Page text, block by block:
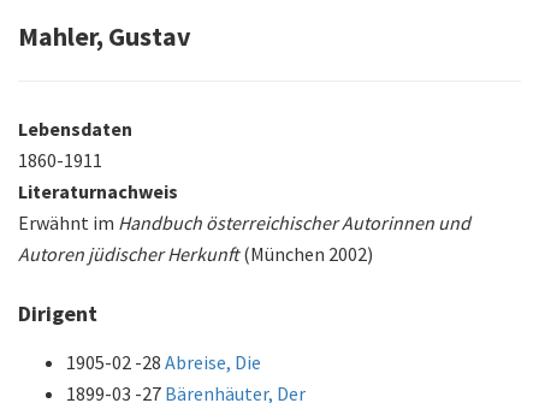
Mahler, Gustav
Lebensdaten
1860-1911
Literaturnachweis
Erwähnt im Handbuch österreichischer Autorinnen und
Autoren jüdischer Herkunft(München 2002)
Dirigent
1905-02 -28 Abreise, Die
1899-03 -27 Bärenhäuter, Der